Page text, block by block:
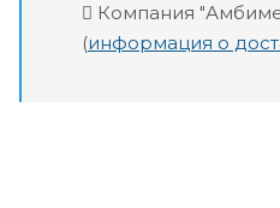
Компания
(информация о